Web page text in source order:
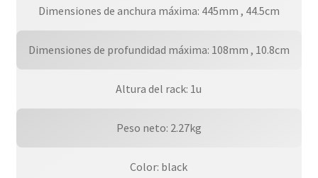
Dimensiones de anchura máxima: 445mm , 44.5cm
Dimensiones de profundidad máxima: 108mm , 10.8cm
Altura del rack: 1u
Peso neto: 2.27kg
Color: black